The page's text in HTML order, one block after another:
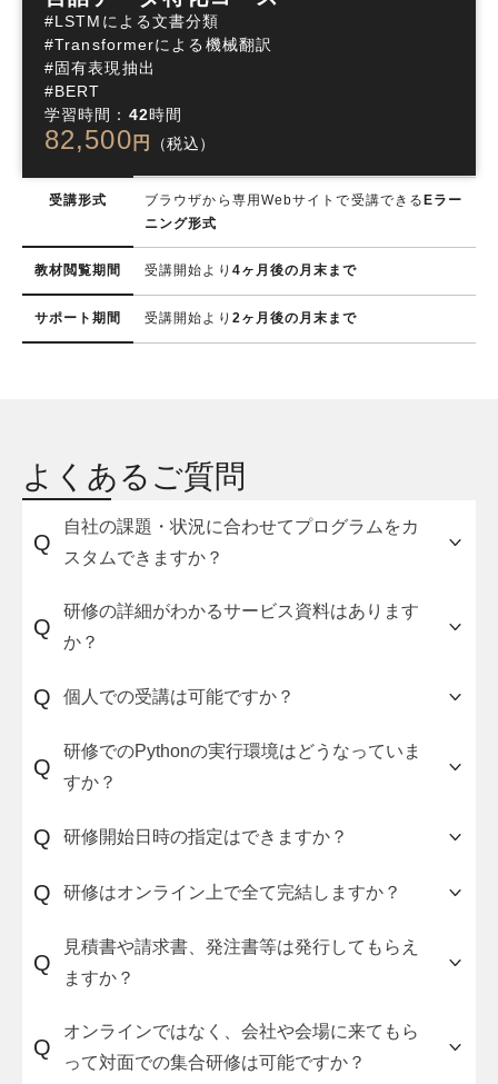
#LSTMによる文書分類
#Transformerによる機械翻訳
#固有表現抽出
#BERT
学習時間： 42時間
82,500 円 （税込）
受講形式 ブラウザから専用Webサイトで受講できる Eラー
ニング形式
教材閲覧期間 受講開始より 4ヶ月後の月末まで
サポート期間 受講開始より 2ヶ月後の月末まで
よくあるご質問
Q
自社の課題・状況に合わせてプログラムをカ
スタムできますか？
も対応していますので、お気軽にお問い合わせフ
ォーム
Q
研修の詳細がわかるサービス資料はあります
か？
法）をまとめた資料をご用意しています。ご希望
資料請求フォーム
みください。
Q 個人での受講は可能ですか？
はい、可能です。お申し込みフォームから直接お
申し込みください。（※ただし個人受講ではディ
スカッション会は行いませんのでご注意くださ
Q
研修でのPythonの実行環境はどうなっていま
すか？
（Windows/Mac対応）を用意しておりますので、
築を行っていただきます。
Q 研修開始日時の指定はできますか？
す。ディスカッション会も日時指定可能です。
Q 研修はオンライン上で全て完結しますか？
はい。講義資料ダウンロードや課題提出、テス
ト、質問サポートなども全てオンラインで行えま
す。
Q
見積書や請求書、発注書等は発行してもらえ
ますか？
はい、もちろんです。貴社のテンプレートでも構
いません。まずは
お問い合わせフォーム
からご連
絡ください。
Q
オンラインではなく、会社や会場に来てもら
って対面での集合研修は可能ですか？